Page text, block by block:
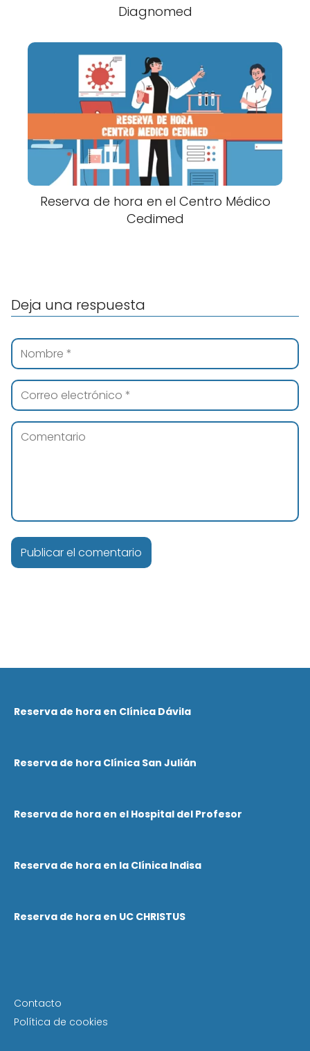
Diagnomed
Reserva de hora en el Centro Médico
Cedimed
Deja una respuesta
Reserva de hora en Clínica Dávila
Reserva de hora Clínica San Julián
Reserva de hora en el Hospital del Profesor
Reserva de hora en la Clínica Indisa
Reserva de hora en UC CHRISTUS
Contacto
Política de cookies